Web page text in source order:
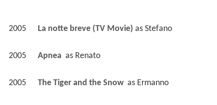
2005 La notte breve (TV Movie) as Stefano
2005 Apnea as Renato
2005 The Tiger and the Snow as Ermanno